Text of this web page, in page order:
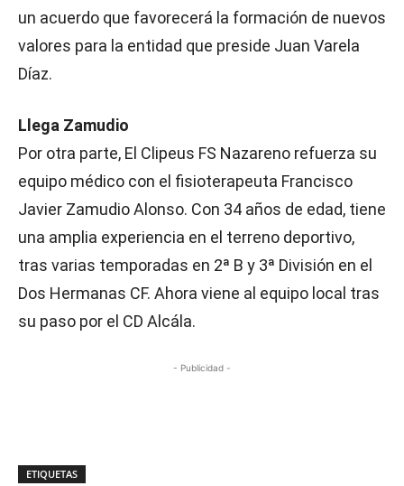
un acuerdo que favorecerá la formación de nuevos
valores para la entidad que preside Juan Varela
Díaz.
Llega Zamudio
Por otra parte, El Clipeus FS Nazareno refuerza su
equipo médico con el fisioterapeuta Francisco
Javier Zamudio Alonso. Con 34 años de edad, tiene
una amplia experiencia en el terreno deportivo,
tras varias temporadas en 2ª B y 3ª División en el
Dos Hermanas CF. Ahora viene al equipo local tras
su paso por el CD Alcála.
- Publicidad -
ETIQUETAS